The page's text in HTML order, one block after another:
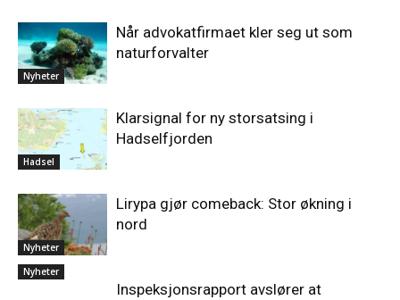
Nyheter
Når advokatfirmaet kler seg ut som
naturforvalter
Hadsel
Klarsignal for ny storsatsing i
Hadselfjorden
Nyheter
Lirypa gjør comeback: Stor økning i
nord
Nyheter
Inspeksjonsrapport avslører at